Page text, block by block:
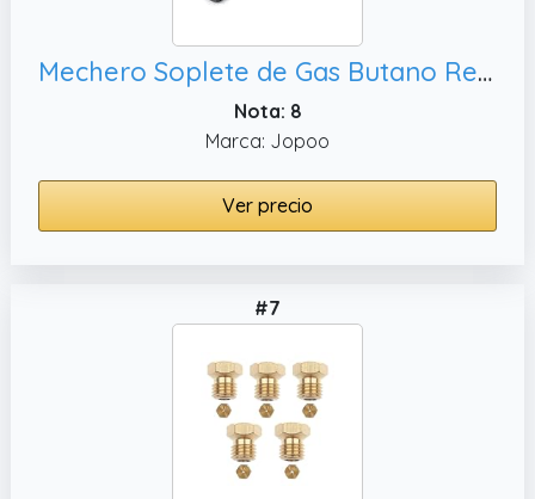
Mechero Soplete de Gas Butano Recargable, (Sin Gas Butano)
Nota: 8
Marca: Jopoo
Ver precio
#7